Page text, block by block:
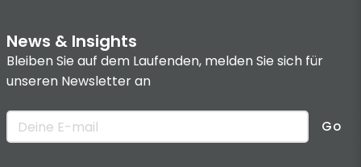
News & Insights
Bleiben Sie auf dem Laufenden, melden Sie sich für
unseren Newsletter an
Go